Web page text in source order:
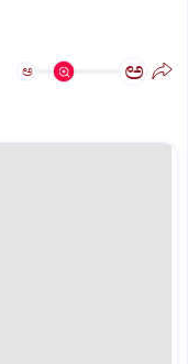
ಅ ಅ